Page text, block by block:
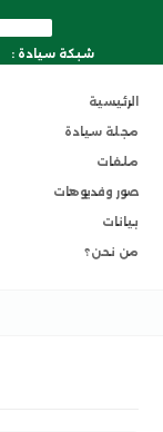
شبكة سيادة :
الرئيسية
مجلة سيادة
ملفات
صور وفديوهات
بيانات
من نحن؟